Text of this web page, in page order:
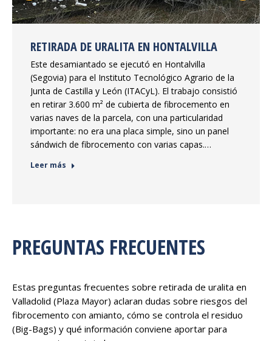
RETIRADA DE URALITA EN HONTALVILLA
Este desamiantado se ejecutó en Hontalvilla
(Segovia) para el Instituto Tecnológico Agrario de la
Junta de Castilla y León (ITACyL). El trabajo consistió
en retirar 3.600 m² de cubierta de fibrocemento en
varias naves de la parcela, con una particularidad
importante: no era una placa simple, sino un panel
sándwich de fibrocemento con varias capas.…
Leer más
PREGUNTAS FRECUENTES
Estas preguntas frecuentes sobre retirada de uralita en
Valladolid (Plaza Mayor) aclaran dudas sobre riesgos del
fibrocemento con amianto, cómo se controla el residuo
(Big-Bags) y qué información conviene aportar para